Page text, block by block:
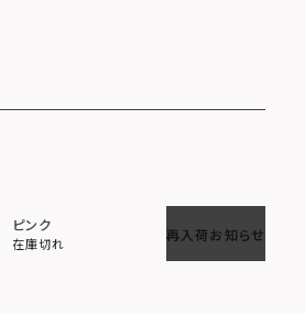
ピンク
在庫切れ
再入荷お知らせ